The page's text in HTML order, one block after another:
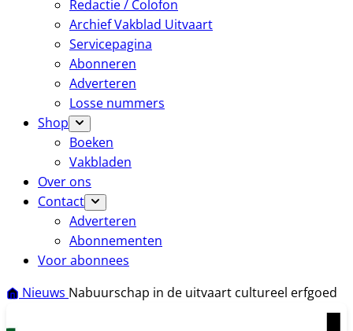
Redactie / Colofon
Archief Vakblad Uitvaart
Servicepagina
Abonneren
Adverteren
Losse nummers
Shop
Boeken
Vakbladen
Over ons
Contact
Adverteren
Abonnementen
Voor abonnees
Nieuws Nabuurschap in de uitvaart cultureel erfgoed